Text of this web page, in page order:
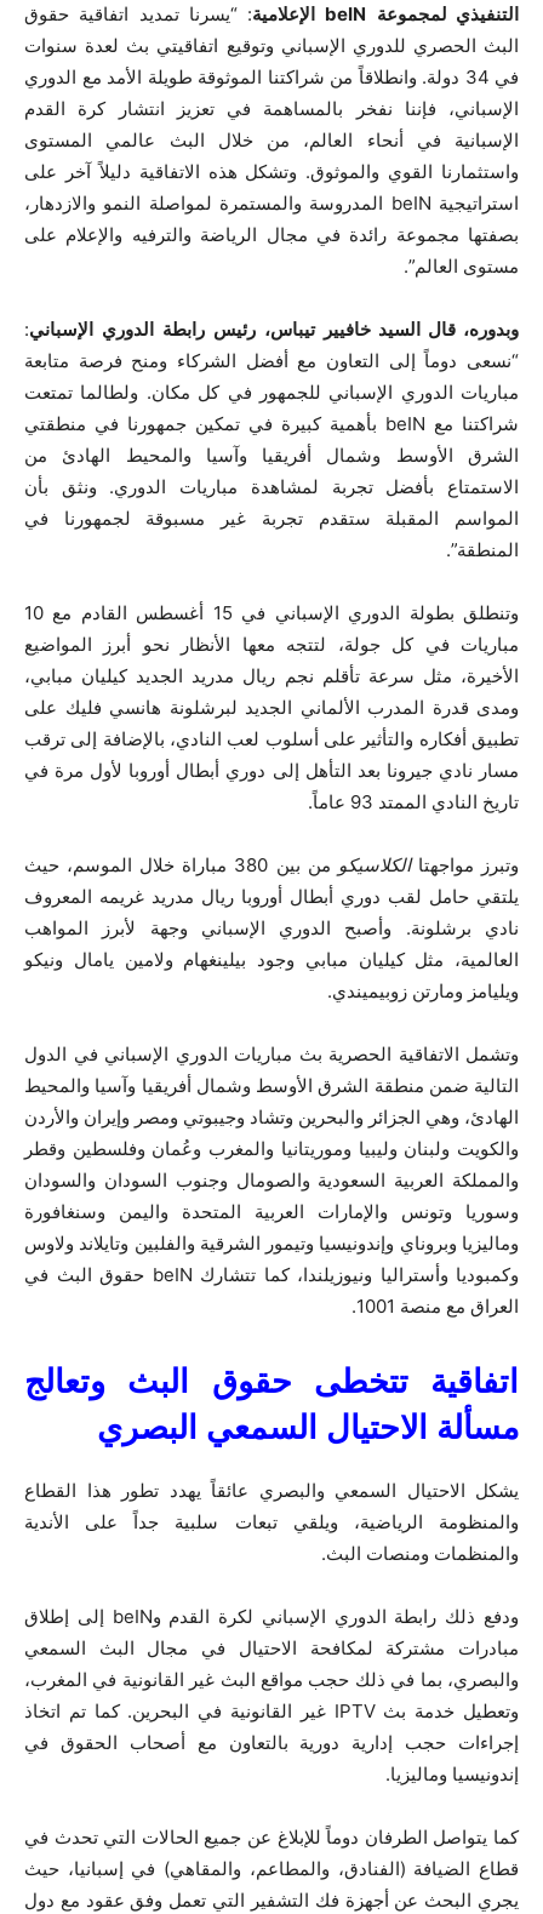
التنفيذي لمجموعة beIN الإعلامية: “يسرنا تمديد اتفاقية حقوق
البث الحصري للدوري الإسباني وتوقيع اتفاقيتي بث لعدة سنوات
في 34 دولة. وانطلاقاً من شراكتنا الموثوقة طويلة الأمد مع الدوري
الإسباني، فإننا نفخر بالمساهمة في تعزيز انتشار كرة القدم
الإسبانية في أنحاء العالم، من خلال البث عالمي المستوى
واستثمارنا القوي والموثوق. وتشكل هذه الاتفاقية دليلاً آخر على
استراتيجية beIN المدروسة والمستمرة لمواصلة النمو والازدهار،
بصفتها مجموعة رائدة في مجال الرياضة والترفيه والإعلام على
مستوى العالم”.
وبدوره، قال السيد خافيير تيباس، رئيس رابطة الدوري الإسباني:
“نسعى دوماً إلى التعاون مع أفضل الشركاء ومنح فرصة متابعة
مباريات الدوري الإسباني للجمهور في كل مكان. ولطالما تمتعت
شراكتنا مع beIN بأهمية كبيرة في تمكين جمهورنا في منطقتي
الشرق الأوسط وشمال أفريقيا وآسيا والمحيط الهادئ من
الاستمتاع بأفضل تجربة لمشاهدة مباريات الدوري. ونثق بأن
المواسم المقبلة ستقدم تجربة غير مسبوقة لجمهورنا في
المنطقة”.
وتنطلق بطولة الدوري الإسباني في 15 أغسطس القادم مع 10
مباريات في كل جولة، لتتجه معها الأنظار نحو أبرز المواضيع
الأخيرة، مثل سرعة تأقلم نجم ريال مدريد الجديد كيليان مبابي،
ومدى قدرة المدرب الألماني الجديد لبرشلونة هانسي فليك على
تطبيق أفكاره والتأثير على أسلوب لعب النادي، بالإضافة إلى ترقب
مسار نادي جيرونا بعد التأهل إلى دوري أبطال أوروبا لأول مرة في
تاريخ النادي الممتد 93 عاماً.
وتبرز مواجهتاالكلاسيكو
من بين 380 مباراة خلال الموسم، حيث
يلتقي حامل لقب دوري أبطال أوروبا ريال مدريد غريمه المعروف
نادي برشلونة. وأصبح الدوري الإسباني وجهة لأبرز المواهب
العالمية، مثل كيليان مبابي وجود بيلينغهام ولامين يامال ونيكو
ويليامز ومارتن زوبيميندي.
وتشمل الاتفاقية الحصرية بث مباريات الدوري الإسباني في الدول
التالية ضمن منطقة الشرق الأوسط وشمال أفريقيا وآسيا والمحيط
الهادئ، وهي الجزائر والبحرين وتشاد وجيبوتي ومصر وإيران والأردن
والكويت ولبنان وليبيا وموريتانيا والمغرب وعُمان وفلسطين وقطر
والمملكة العربية السعودية والصومال وجنوب السودان والسودان
وسوريا وتونس والإمارات العربية المتحدة واليمن وسنغافورة
وماليزيا وبروناي وإندونيسيا وتيمور الشرقية والفلبين وتايلاند ولاوس
وكمبوديا وأستراليا ونيوزيلندا، كما تتشارك beIN حقوق البث في
العراق مع منصة 1001.
اتفاقية تتخطى حقوق البث وتعالج
مسألة الاحتيال السمعي البصري
يشكل الاحتيال السمعي والبصري عائقاً يهدد تطور هذا القطاع
والمنظومة الرياضية، ويلقي تبعات سلبية جداً على الأندية
والمنظمات ومنصات البث.
ودفع ذلك رابطة الدوري الإسباني لكرة القدم وbeIN إلى إطلاق
مبادرات مشتركة لمكافحة الاحتيال في مجال البث السمعي
والبصري، بما في ذلك حجب مواقع البث غير القانونية في المغرب،
وتعطيل خدمة بث IPTV غير القانونية في البحرين. كما تم اتخاذ
إجراءات حجب إدارية دورية بالتعاون مع أصحاب الحقوق في
إندونيسيا وماليزيا.
كما يتواصل الطرفان دوماً للإبلاغ عن جميع الحالات التي تحدث في
قطاع الضيافة (الفنادق، والمطاعم، والمقاهي) في إسبانيا، حيث
يجري البحث عن أجهزة فك التشفير التي تعمل وفق عقود مع دول